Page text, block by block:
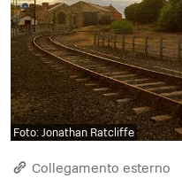
Foto: Jonathan Ratcliffe
Collegamento esterno